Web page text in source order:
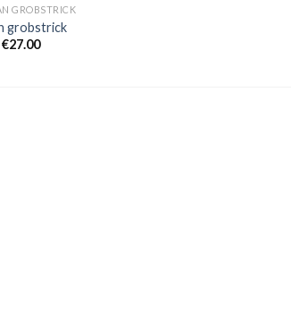
GROBSTRICK
grobstrick
€27.00